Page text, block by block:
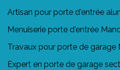
Artisan pour porte d'entrée
Menuiserie porte d'entrée
Travaux pour porte de garage
Expert en porte de garage